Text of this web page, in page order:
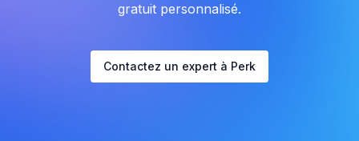
gratuit personnalisé.
Contactez un expert à Perk